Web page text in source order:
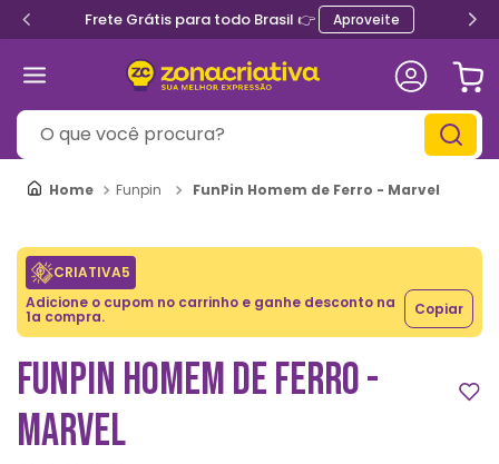
Frete Grátis para todo Brasil 👉 Aproveite
O que você procura?
Funpin FunPin Homem de Ferro - Marvel
CRIATIVA5
Adicione o cupom no carrinho e ganhe desconto na
1a compra. Copiar
FUNPIN HOMEM DE FERRO -
MARVEL